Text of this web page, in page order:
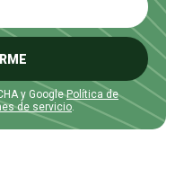
y GooglePolítica de
de servicio.